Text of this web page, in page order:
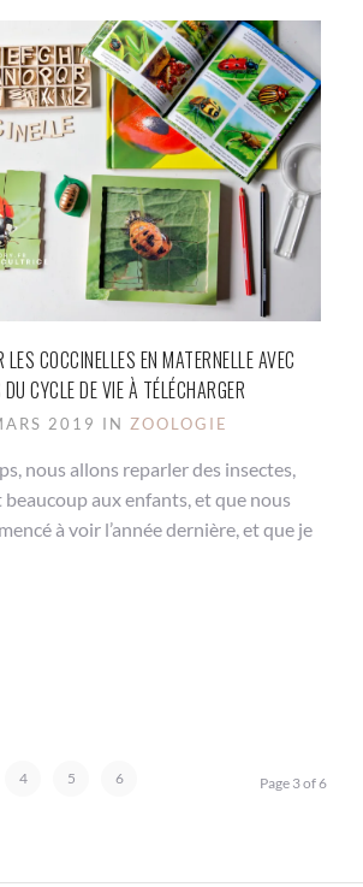
COCCINELLES EN MATERNELLE AVEC
CYCLE DE VIE À TÉLÉCHARGER
2019 IN ZOOLOGIE
nous allons reparler des insectes,
aux enfants, et que nous
à voir l’année dernière, et que je
4 5 6 Page 3 of 6